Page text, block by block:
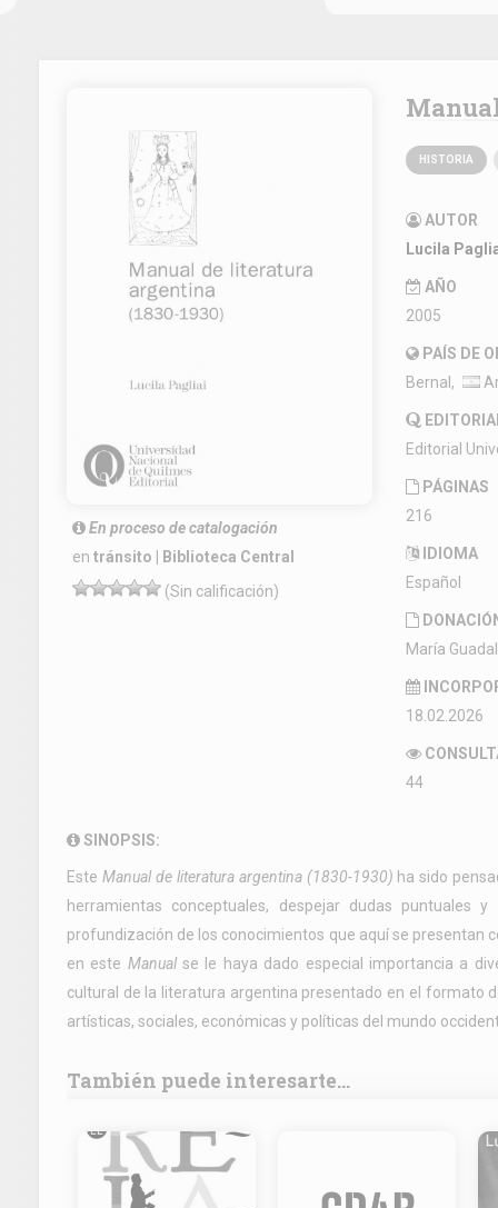
En proceso de catalogación
en tránsito | Biblioteca Central
(Sin calificación)
HISTORIA
AUTOR
Lucila
AÑO
2005
PAÍS DE
Bernal,
Editorial
PÁGINAS
216
IDIOMA
Español
María
18.02.2026
44
SINOPSIS:
Este Manual de literatura argentina (1830-1930) ha sido
herramientas conceptuales, despejar dudas puntuales
profundización de los conocimientos que aquí se presentan
en este Manualse le haya dado especial importancia a
cultural de la literatura argentina presentado en el formato
artísticas, sociales, económicas y políticas del mundo
También puede interesarte...